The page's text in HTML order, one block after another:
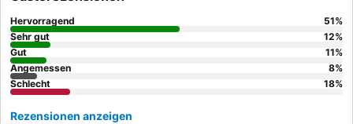
verwöhnendes Erlebnis sollten Sie ein Zimmer mit eigenem Pool
buchen, um eine atemberaubende Aussicht und mehr
Privatsphäre zu genießen.
Hervorragend 51%
Sehr gut
12%
Gut
11%
Angemessen
8%
Schlecht
18%
Rezensionen anzeigen